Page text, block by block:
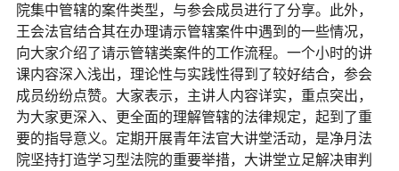
院集中管辖的案件类型，与参会成员进行了分享。此外，
王会法官结合其在办理请示管辖案件中遇到的一些情况，
向大家介绍了请示管辖类案件的工作流程。一个小时的讲
课内容深入浅出，理论性与实践性得到了较好结合，参会
成员纷纷点赞。大家表示，主讲人内容详实，重点突出，
为大家更深入、更全面的理解管辖的法律规定，起到了重
要的指导意义。定期开展青年法官大讲堂活动，是净月法
院坚持打造学习型法院的重要举措，大讲堂立足解决审判